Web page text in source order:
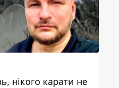
нікого карати не